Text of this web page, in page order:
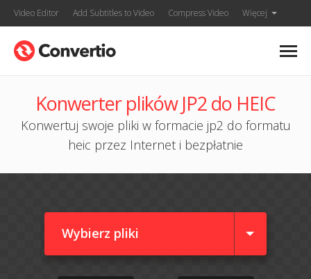
Video Editor Add Subtitles to Video Compress Video Więcej
Konwerter plików JP2 do HEIC
Konwertuj swoje pliki w formacie jp2 do formatu
heic przez Internet i bezpłatnie
Wybierz pliki